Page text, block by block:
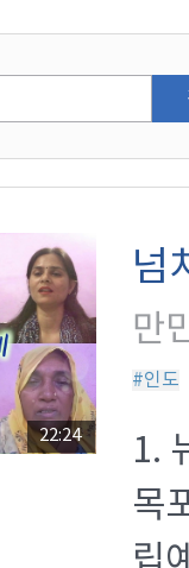
22:24
넘
만
#인도
1.
목